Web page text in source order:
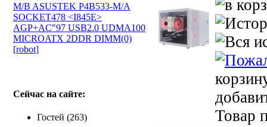
M/B ASUSTEK P4B533-M/A
SOCKET478 <I845E>
AGP+AC"97 USB2.0 UDMA100
MICROATX 2DDR DIMM(0)
[robot]
Сейчас на сайте:
Гостей (263)
Товар